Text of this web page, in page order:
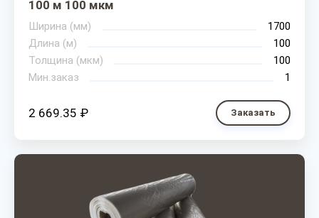
100 м 100 мкм
Ширина (мм)
1700
Длина (м)
100
Толщина (мкм)
100
Мин.заказ
1
2 669.35 ₽ Заказать